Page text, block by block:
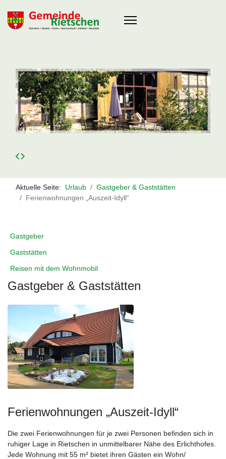
Aktuelle Seite: Urlaub
Gastgeber & Gaststätten
Ferienwohnungen „Auszeit-Idyll“
Gastgeber
Gaststätten
Reisen mit dem Wohnmobil
Gastgeber & Gaststätten
Ferienwohnungen „Auszeit-Idyll“
Die zwei Ferienwohnungen für je zwei Personen befinden sich in
ruhiger Lage in Rietschen in unmittelbarer Nähe des Erlichthofes.
Jede Wohnung mit 55 m² bietet ihren Gästen ein Wohn/